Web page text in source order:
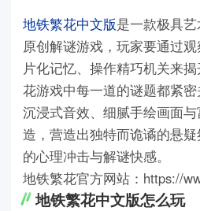
地铁繁花中文版是一款极具
原创解谜游戏，玩家要通过
片化记忆、操作精巧机关来
花游戏中每一道的谜题都紧
沉浸式音效、细腻手绘画面
造，营造出独特而诡谲的悬
的心理冲击与解谜快感。
地铁繁花官方网站：https://
地铁繁花中文版怎么玩